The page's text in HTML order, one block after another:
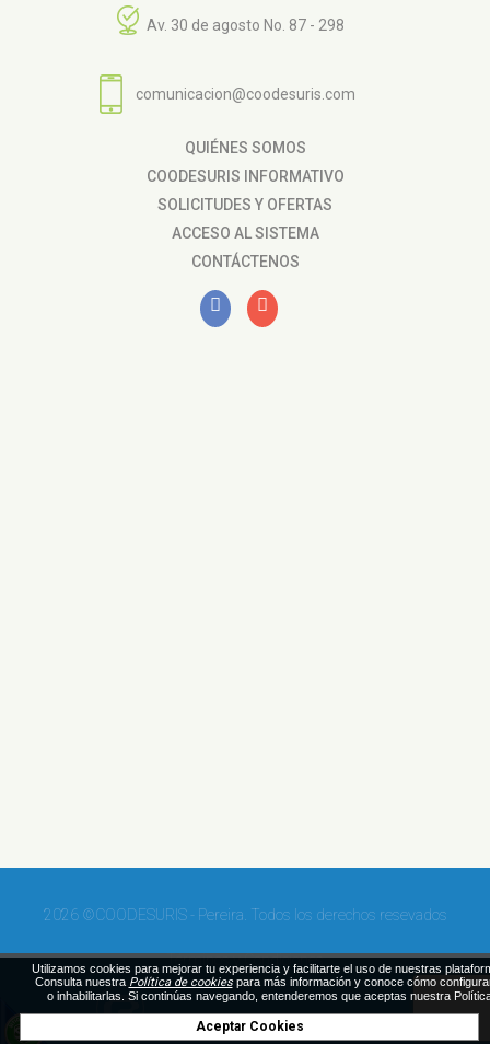
Av. 30 de agosto No. 87 - 298
comunicacion@coodesuris.com
QUIÉNES SOMOS
COODESURIS INFORMATIVO
SOLICITUDES Y OFERTAS
ACCESO AL SISTEMA
CONTÁCTENOS
2026 ©COODESURIS - Pereira. Todos los derechos resevados
Términos y Condiciones
Diseñado por Exus™|Emails Masivos
Utilizamos cookies para mejorar tu experiencia y facilitarte el uso de nuestras
Consulta nuestra Política de cookiespara más información y conoce cómo
o inhabilitarlas. Si continúas navegando, entenderemos que aceptas nuestra
Aceptar Cookies